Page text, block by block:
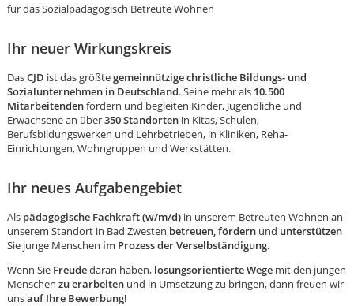
für das Sozialpädagogisch Betreute Wohnen
Ihr neuer Wirkungskreis
DasCJD ist das größtegemeinnützige christliche Bildungs- und
Sozialunternehmen in Deutschland. Seine mehr als 10.500
Mitarbeitendenfördern und begleiten Kinder, Jugendliche und
Erwachsene an über350 Standortenin Kitas, Schulen,
Berufsbildungswerken und Lehrbetrieben, in Kliniken, Reha-
Einrichtungen, Wohngruppen und Werkstätten.
Ihr neues Aufgabengebiet
Als pädagogische Fachkraft (w/m/d)in unserem Betreuten Wohnen an
unserem Standort in Bad Zwesten betreuen, fördernund unterstützen
Sie junge Menschen im Prozess der Verselbständigung.
Wenn Sie Freudedaran haben, lösungsorientierte Wegemit den jungen
Menschen zu erarbeitenund in Umsetzung zu bringen, dann freuen wir
unsauf Ihre Bewerbung!